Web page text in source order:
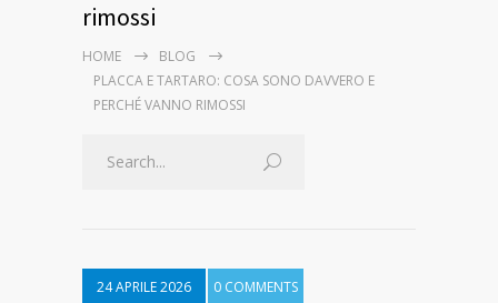
rimossi
HOME
BLOG
PLACCA E TARTARO: COSA SONO DAVVERO E
PERCHÉ VANNO RIMOSSI
24 APRILE 2026 0 COMMENTS